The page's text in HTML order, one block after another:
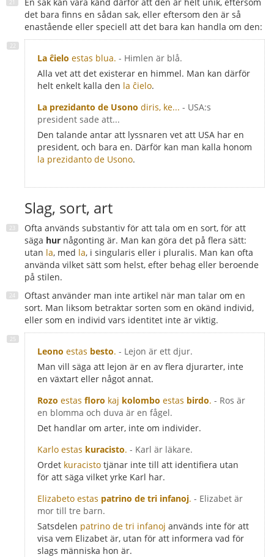
det bara finns en sådan sak, eller eftersom den är så
enastående eller speciell att det bara kan handla om den:
La ĉielo estas blua. - Himlen är blå.
Alla vet att det existerar en himmel. Man kan därför
helt enkelt kalla den la ĉielo.
La prezidanto de Usono diris, ke... - USA:s
president sade att...
Den talande antar att lyssnaren vet att USA har en
president, och bara en. Därför kan man kalla honom
la prezidanto de Usono.
Slag, sort, art
Ofta används substantiv för att tala om en sort, för att
säga hur någonting är. Man kan göra det på flera sätt:
utan la, med la, i singularis eller i pluralis. Man kan ofta
använda vilket sätt som helst, efter behag eller beroende
på stilen.
Oftast använder man inte artikel när man talar om en
sort. Man liksom betraktar sorten som en okänd individ,
eller som en individ vars identitet inte är viktig.
Leono estas besto. - Lejon är ett djur.
Man vill säga att lejon är en av flera djurarter, inte
en växtart eller något annat.
Rozo estas floro kaj kolombo estas birdo. - Ros är
en blomma och duva är en fågel.
Det handlar om arter, inte om individer.
Karlo estas kuracisto. - Karl är läkare.
Ordet kuracisto tjänar inte till att identifiera utan
för att säga vilket yrke Karl har.
Elizabeto estas patrino de tri infanoj. - Elizabet är
mor till tre barn.
Satsdelen patrino de tri infanoj används inte för att
visa vem Elizabet är, utan för att informera vad för
slags människa hon är.